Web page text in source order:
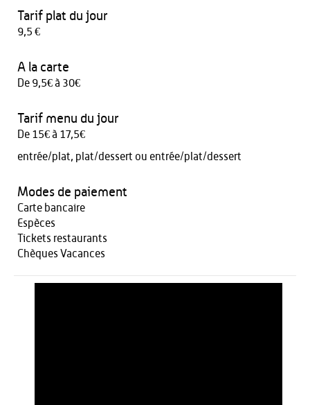
Tarif plat du jour
9,5 €
A la carte
De 9,5€ à 30€
Tarif menu du jour
De 15€ à 17,5€
entrée/plat, plat/dessert ou entrée/plat/dessert
Modes de paiement
Carte bancaire
Espèces
Tickets restaurants
Chèques Vacances